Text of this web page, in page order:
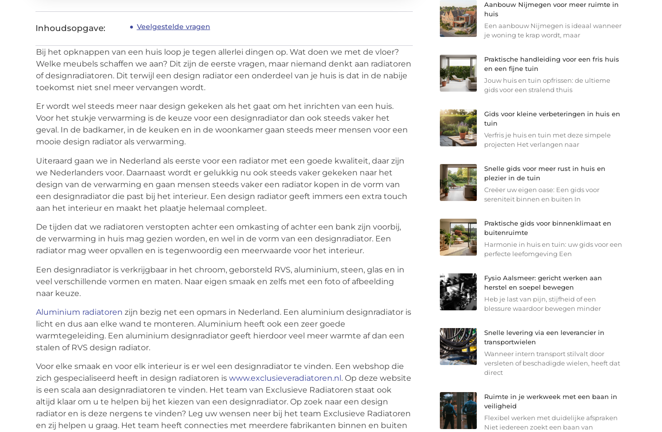
Inhoudsopgave: Veelgestelde vragen
Bij het opknappen van een huis loop je tegen allerlei dingen op. Wat doen we met de vloer?
Welke meubels schaffen we aan? Dit zijn de eerste vragen, maar niemand denkt aan radiatoren
of designradiatoren. Dit terwijl een design radiator een onderdeel van je huis is dat in de nabije
toekomst niet snel meer vervangen wordt.
Er wordt wel steeds meer naar design gekeken als het gaat om het inrichten van een huis.
Voor het stukje verwarming is de keuze voor een designradiator dan ook steeds vaker het
geval. In de badkamer, in de keuken en in de woonkamer gaan steeds meer mensen voor een
mooie design radiator als verwarming.
Uiteraard gaan we in Nederland als eerste voor een radiator met een goede kwaliteit, daar zijn
we Nederlanders voor. Daarnaast wordt er gelukkig nu ook steeds vaker gekeken naar het
design van de verwarming en gaan mensen steeds vaker een radiator kopen in de vorm van
een designradiator die past bij het interieur. Een design radiator geeft immers een extra touch
aan het interieur en maakt het plaatje helemaal compleet.
De tijden dat we radiatoren verstopten achter een omkasting of achter een bank zijn voorbij,
de verwarming in huis mag gezien worden, en wel in de vorm van een designradiator. Een
radiator mag weer opvallen en is tegenwoordig een meerwaarde voor het interieur.
Een designradiator is verkrijgbaar in het chroom, geborsteld RVS, aluminium, steen, glas en in
veel verschillende vormen en maten. Naar eigen smaak en zelfs met een foto of afbeelding
naar keuze.
Aluminium radiatoren zijn bezig net een opmars in Nederland. Een aluminium designradiator is
licht en dus aan elke wand te monteren. Aluminium heeft ook een zeer goede
warmtegeleiding. Een aluminium designradiator geeft hierdoor veel meer warmte af dan een
stalen of RVS design radiator.
Voor elke smaak en voor elk interieur is er wel een designradiator te vinden. Een webshop die
zich gespecialiseerd heeft in design radiatoren is www.exclusieveradiatoren.nl . Op deze website
is een scala aan designradiatoren te vinden. Het team van Exclusieve Radiatoren staat ook
altijd klaar om u te helpen bij het kiezen van een designradiator. Op zoek naar een design
radiator en is deze nergens te vinden? Leg uw wensen neer bij het team Exclusieve Radiatoren
en zij helpen u graag. Het team heeft connecties met meerdere fabrikanten binnen en buiten
Aanbouw Nijmegen voor meer ruimte in
huis
Een aanbouw Nijmegen is ideaal wanneer
je woning te krap wordt, maar
Praktische handleiding voor een fris huis
en een fijne tuin
Jouw huis en tuin opfrissen: de ultieme
gids voor een stralend thuis
Gids voor kleine verbeteringen in huis en
tuin
Verfris je huis en tuin met deze simpele
projecten Het verlangen naar
Snelle gids voor meer rust in huis en
plezier in de tuin
Creëer uw eigen oase: Een gids voor
sereniteit binnen en buiten In
Praktische gids voor binnenklimaat en
buitenruimte
Harmonie in huis en tuin: uw gids voor een
perfecte leefomgeving Een
Fysio Aalsmeer: gericht werken aan
herstel en soepel bewegen
Heb je last van pijn, stijfheid of een
blessure waardoor bewegen minder
Snelle levering via een leverancier in
transportwielen
Wanneer intern transport stilvalt door
versleten of beschadigde wielen, heeft dat
direct
Ruimte in je werkweek met een baan in
veiligheid
Flexibel werken met duidelijke afspraken
Niet iedereen zoekt een baan van